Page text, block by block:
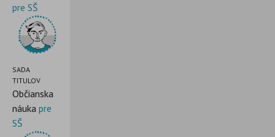
pre SŠ
SADA
TITULOV
Občianska
náuka pre
SŠ